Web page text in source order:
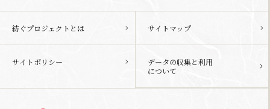
紡ぐプロジェクトとは サイトマップ
サイトポリシー
データの収集と利用
について